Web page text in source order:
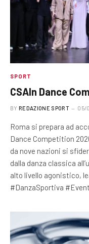
SPORT
CSAIn Dance
BY REDAZIONE SPORT 05/
Roma si prepara ad
Dance Competition
da nove nazioni si
dalla danza classica
alto livello agonistico,
#DanzaSportiva